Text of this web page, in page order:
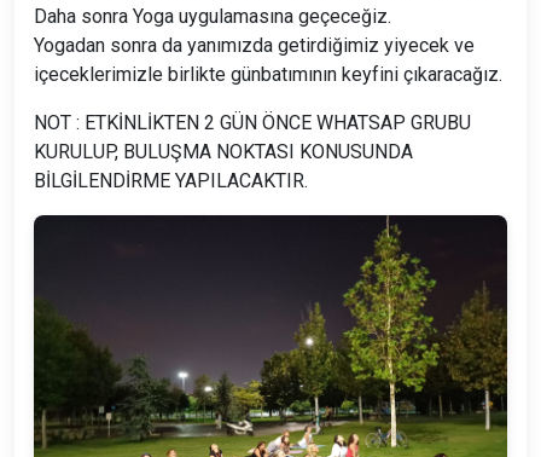
Daha sonra Yoga uygulamasına geçeceğiz.
Yogadan sonra da yanımızda getirdiğimiz yiyecek ve
içeceklerimizle birlikte günbatımının keyfini çıkaracağız.
NOT : ETKİNLİKTEN 2 GÜN ÖNCE WHATSAP GRUBU
KURULUP, BULUŞMA NOKTASI KONUSUNDA
BİLGİLENDİRME YAPILACAKTIR.